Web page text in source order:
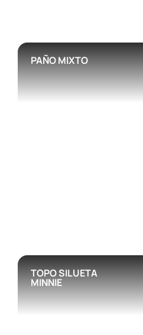
PAÑO MIXTO
TOPO SILUETA
MINNIE